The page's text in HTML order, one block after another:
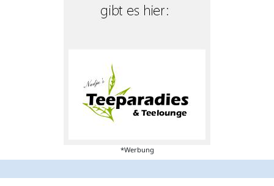
*Werbung